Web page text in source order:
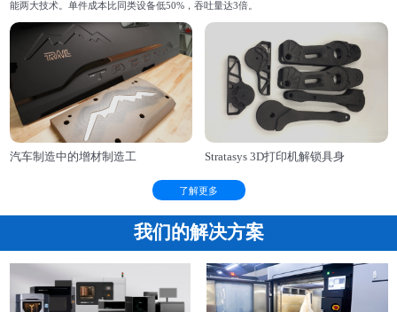
能两大技术。单件成本比同类设备低50%，吞吐量达3倍。
汽车制造中的增材制造工 Stratasys 3D打印机解锁具身
了解更多
我们的解决方案